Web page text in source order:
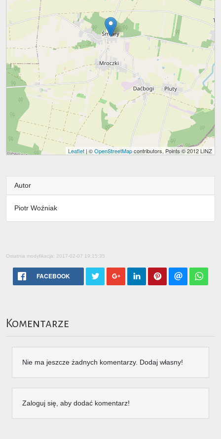
Leaflet | ©OpenStreetMapcontributors, Points © 2012 LINZ
Autor
Piotr Woźniak
Ostatnia modyfikacja: 2017-02-07 19:15:35
FACEBOOK
Komentarze
Nie ma jeszcze żadnych komentarzy. Dodaj własny!
Zaloguj się, aby dodać komentarz!